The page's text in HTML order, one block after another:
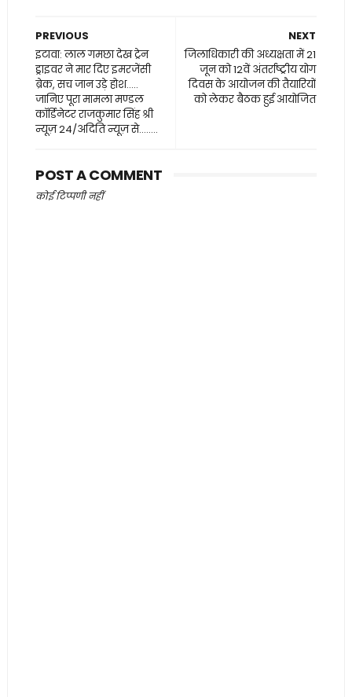
NEXT
जिलाधिकारी की अध्यक्षता में 21
जून को 12वें अंतर्राष्ट्रीय योग
दिवस के आयोजन की तैयारियों
को लेकर बैठक हुई आयोजित
PREVIOUS
इटावा: लाल गमछा देख ट्रेन
ड्राइवर ने मार दिए इमरजेंसी
ब्रेक, सच जान उड़े होश.....
जानिए पूरा मामला मण्डल
कॉर्डिनेटर राजकुमार सिंह श्री
न्यूज़ 24/अदिति न्यूज़ से........
POST A COMMENT
कोई टिप्पणी नहीं